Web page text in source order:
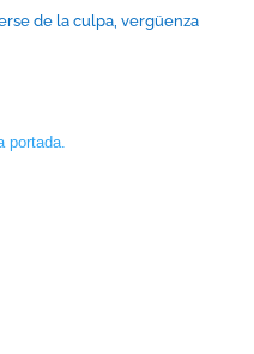
de la culpa, vergüenza